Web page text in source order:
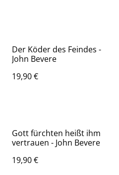
Der Köder des Feindes -
John Bevere
19,90 €
Gott fürchten heißt ihm
vertrauen - John Bevere
19,90 €